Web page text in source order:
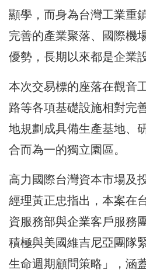
顯學，而身為台灣工業重
完善的產業聚落、國際機
優勢，長期以來都是企業
本次交易標的座落在觀音
路等各項基礎設施相對完
地規劃成具備生產基地、
合而為一的獨立園區。
高力國際台灣資本市場及
經理黃正忠指出，本案在
資服務部與企業客戶服務
積極與美國維吉尼亞團隊
生命週期顧問策略」，涵